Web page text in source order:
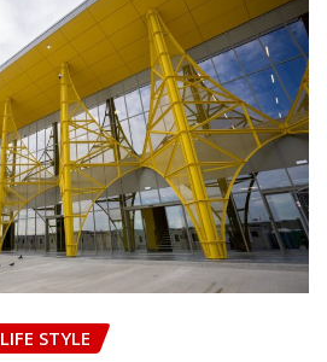
LIFE STYLE